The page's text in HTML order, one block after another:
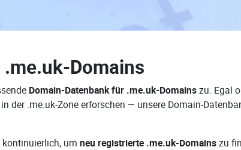
.me.uk-Domains
Domain-Datenbank für .me.uk-Domainszu. Egal
der .me.uk-Zone erforschen — unsere Domain-
um neu registrierte .me.uk-Domainszu